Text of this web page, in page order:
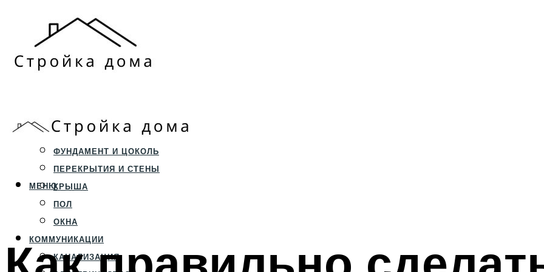
СТРОИТЕЛЬСТВО
ФУНДАМЕНТ И ЦОКОЛЬ
ПЕРЕКРЫТИЯ И СТЕНЫ
КРЫША
ПОЛ
ОКНА
КОММУНИКАЦИИ
КАНАЛИЗАЦИЯ
МЕНЮ